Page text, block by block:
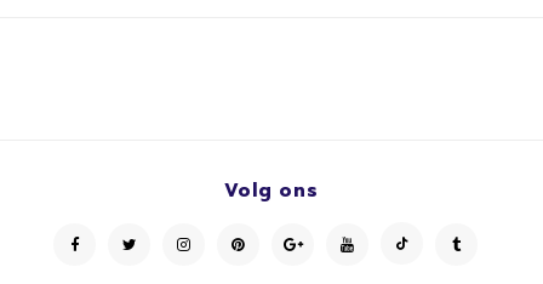
Volg ons